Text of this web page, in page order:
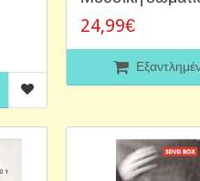
24,99€